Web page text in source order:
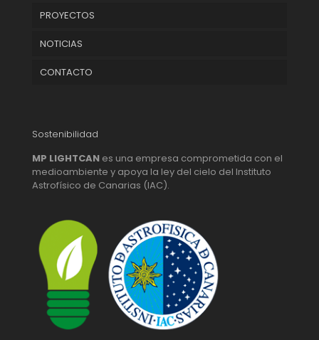
PROYECTOS
INTERIOR
EXTERIOR
CONTROL
NOTICIAS
CONTACTO
Sostenibilidad
MP LIGHTCAN es una empresa comprometida con el
medioambiente y apoya la ley del cielo del Instituto
Astrofísico de Canarias (IAC).